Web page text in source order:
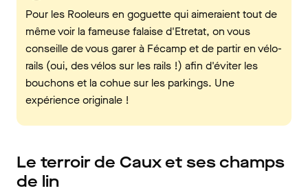
Pour les Rooleurs en goguette qui aimeraient tout de
même voir la fameuse falaise d'Etretat, on vous
conseille de vous garer à Fécamp et de partir en vélo-
rails (oui, des vélos sur les rails !) afin d'éviter les
bouchons et la cohue sur les parkings. Une
expérience originale !
Le terroir de Caux et ses champs
de lin